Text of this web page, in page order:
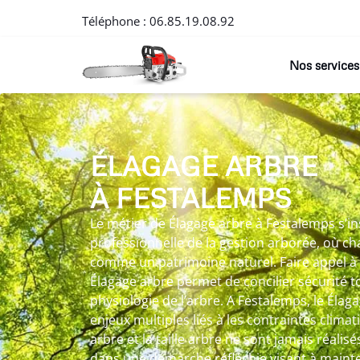
Téléphone : 06.85.19.08.92
Nos services
ÉLAGAGE ARBRE
À FESTALEMPS
Le métier de Élagage arbre à Festalemps
professionnelle de la gestion arborée, où
comme un patrimoine naturel. Faire appel
Élagage arbre permet de concilier sécurité
physiologie de l’arbre. A Festalemps, le
enjeux multiples liés à les contraintes
arbre et la taille arbre ne sont jamais